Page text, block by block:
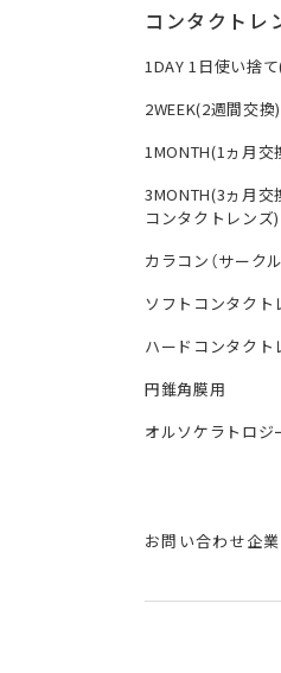
コンタクトレ
1DAY 1日使い捨
2WEEK(2週間交換)
1MONTH(1ヵ月交
3MONTH(3ヵ月交
コンタクトレンズ)
カラコン（サーク
ソフトコンタクト
ハードコンタクト
円錐角膜用
オルソケラトロジ
お問い合わせ企